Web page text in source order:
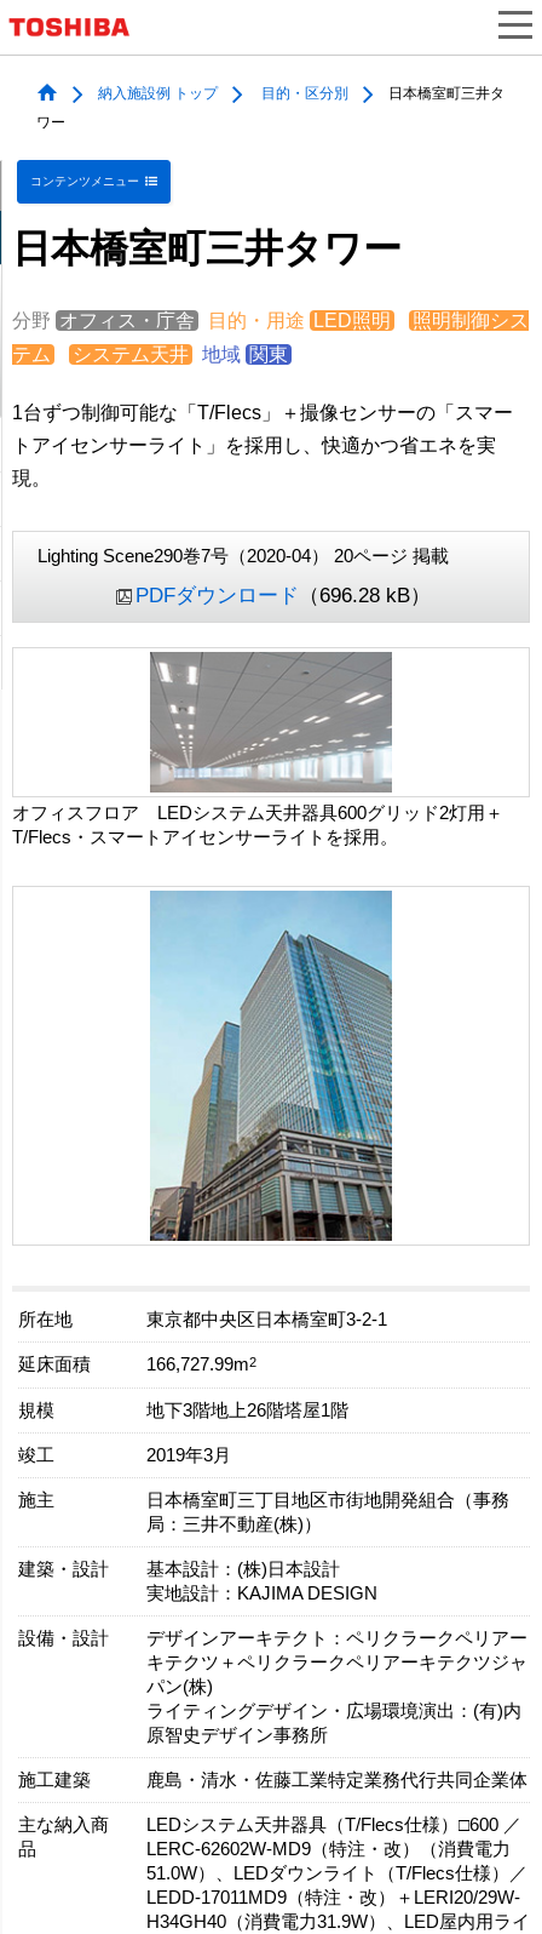
納入施設例 トップ 目的・区分別
日本橋室町三井タ
ワー
コンテンツメニュー
日本橋室町三井タワー
分野 オフィス・庁舎 目的・用途 LED照明
照明制御シス
テム
システム天井 地域 関東
1台ずつ制御可能な「T/Flecs」＋撮像センサーの「スマー
トアイセンサーライト」を採用し、快適かつ省エネを実
現。
Lighting Scene290巻7号（2020-04） 20ページ 掲載
PDFダウンロード （696.28 kB）
オフィスフロア LEDシステム天井器具600グリッド2灯用＋
T/Flecs・スマートアイセンサーライトを採用。
所在地 東京都中央区日本橋室町3-2-1
延床面積 166,727.99m2
規模 地下3階地上26階塔屋1階
竣工 2019年3月
施主
日本橋室町三丁目地区市街地開発組合（事務
局：三井不動産(株)）
建築・設計
基本設計：(株)日本設計
実地設計：KAJIMA DESIGN
設備・設計
デザインアーキテクト：ペリクラークペリアー
キテクツ＋ペリクラークペリアーキテクツジャ
パン(株)
ライティングデザイン・広場環境演出：(有)内
原智史デザイン事務所
施工建築 鹿島・清水・佐藤工業特定業務代行共同企業体
主な納入商
品
LEDシステム天井器具（T/Flecs仕様）□600 ／
LERC-62602W-MD9（特注・改）（消費電力
51.0W）、LEDダウンライト（T/Flecs仕様）／
LEDD-17011MD9（特注・改）＋LERI20/29W-
H34GH40（消費電力31.9W）、LED屋内用ライ